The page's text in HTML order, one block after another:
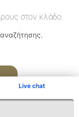
Live chat
στον κλάδο